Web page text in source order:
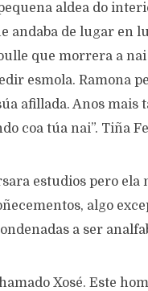
aldea do
andaba de lugar en
que morrera a nai
esmola. Ramona
afillada. Anos mais
coa túa nai”. Tiña
estudios pero ela
algo
a ser
Xosé. Este